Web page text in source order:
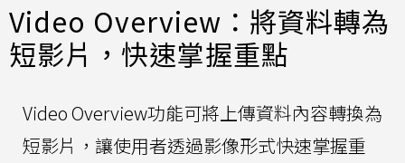
Video Overview：將資料轉為
短影片，快速掌握重點
Video Overview功能可將上傳資料內容轉換為
短影片，讓使用者透過影像形式快速掌握重